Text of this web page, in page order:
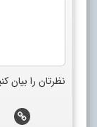
نظرتان را بیان